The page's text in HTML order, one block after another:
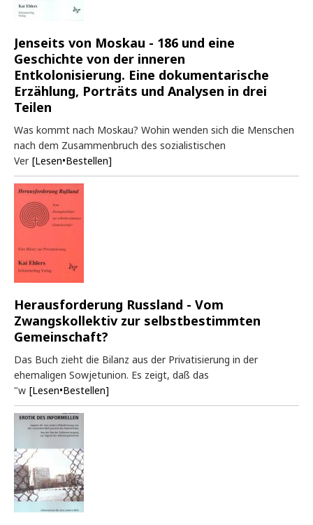
Jenseits von Moskau - 186 und eine
Geschichte von der inneren
Entkolonisierung. Eine dokumentarische
Erzählung, Porträts und Analysen in drei
Teilen
Was kommt nach Moskau? Wohin wenden sich die Menschen
nach dem Zusammenbruch des sozialistischen
Ver [Lesen•Bestellen]
Herausforderung Russland - Vom
Zwangskollektiv zur selbstbestimmten
Gemeinschaft?
Das Buch zieht die Bilanz aus der Privatisierung in der
ehemaligen Sowjetunion. Es zeigt, daß das
"w [Lesen•Bestellen]